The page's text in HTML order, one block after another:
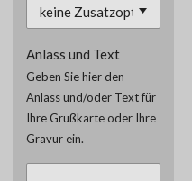
Anlass und Text
Geben Sie hier den
Anlass und/oder Text für
Ihre Grußkarte oder Ihre
Gravur ein.